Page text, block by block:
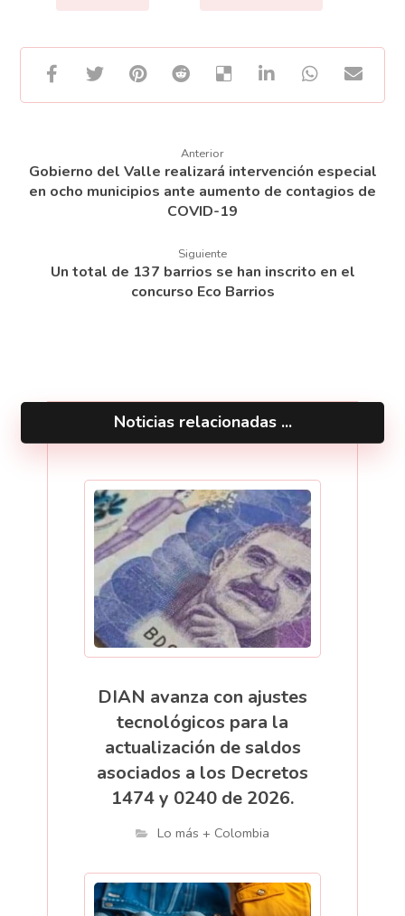
Anterior
Gobierno del Valle realizará intervención especial
en ocho municipios ante aumento de contagios de
COVID-19
Siguiente
Un total de 137 barrios se han inscrito en el
concurso Eco Barrios
Noticias relacionadas ...
DIAN avanza con ajustes
tecnológicos para la
actualización de saldos
asociados a los Decretos
1474 y 0240 de 2026.
Lo más + Colombia